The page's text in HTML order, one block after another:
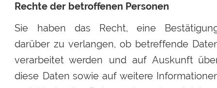
Rechte der betroffenen Personen
Sie
haben das Recht, eine
darüber zu verlangen, ob betreffende
verarbeitet werden und auf Auskunft
diese Daten sowie auf weitere